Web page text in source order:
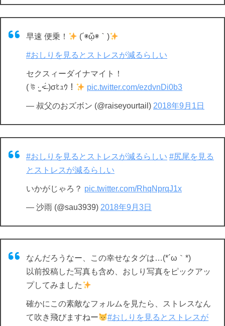
早速 便乗！ (´◉ᾥ◉｀)
#おしりを見るとストレスが減るらしい
セクスィーダイナマイト！
( উ ·̫̮ ˂̶́ )σﾋｭｳ！
pic.twitter.com/ezdvnDi0b3
— 叔父のおズボン (@raiseyourtail) 2018年9月1日
#おしりを見るとストレスが減るらしい #尻尾を見る
とストレスが減るらしい
いかがじゃろ？ pic.twitter.com/RhqNprqJ1x
— 沙雨 (@sau3939) 2018年9月3日
なんだろうなー、この幸せなタグは…(*´ω｀*)
以前投稿した写真も含め、おしり写真をピックアッ
プしてみました
確かにこの素敵なフォルムを見たら、ストレスなん
て吹き飛びますねー
#おしりを見るとストレスが